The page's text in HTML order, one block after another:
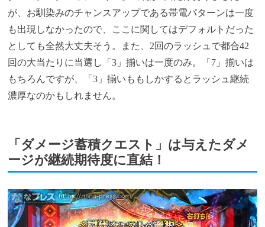
が、お馴染みのチャンスアップである帯電パターンは一度
も出現しなかったので、ここに関してはデフォルトだった
としても全然大丈夫そう。また、2回のラッシュで都合42
回の大当たりに当選し「3」揃いは一度のみ。「7」揃いは
もちろんですが、「3」揃いももしかするとラッシュ継続
濃厚なのかもしれません。
「ダメージ蓄積クエスト」は与えたダメ
ージが継続期待度に直結！